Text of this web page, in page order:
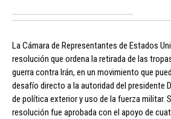
La Cámara de Representantes de Estados
resolución que ordena la retirada de las
guerra contra Irán, en un movimiento que
desafío directo a la autoridad del presidente
de política exterior y uso de la fuerza militar.
resolución fue aprobada con el apoyo de